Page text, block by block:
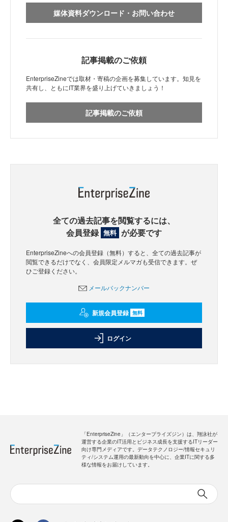
媒体資料ダウンロード・お問い合わせ
記事掲載のご依頼
EnterpriseZineでは取材・寄稿の企画を募集しています。知見を
共有し、ともにIT業界を盛り上げていきましょう！
記事掲載のご依頼
全ての過去記事を閲覧するには、
会員登録 無料 が必要です
EnterpriseZineへの会員登録（無料）すると、全ての過去記事が
閲覧できるだけでなく、会員限定メルマガも受信できます。ぜ
ひご登録ください。
メールバックナンバー
新規会員登録 無料
ログイン
「EnterpriseZine」（エンタープライズジン）は、翔泳社が
運営する企業のIT活用とビジネス成長を支援するITリーダー
向け専門メディアです。データテクノロジー/情報セキュリ
ティ/システム運用の最新動向を中心に、企業ITに関する多
様な情報をお届けしています。